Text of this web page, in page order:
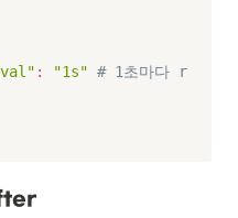
: "1s" # 1초마다 r